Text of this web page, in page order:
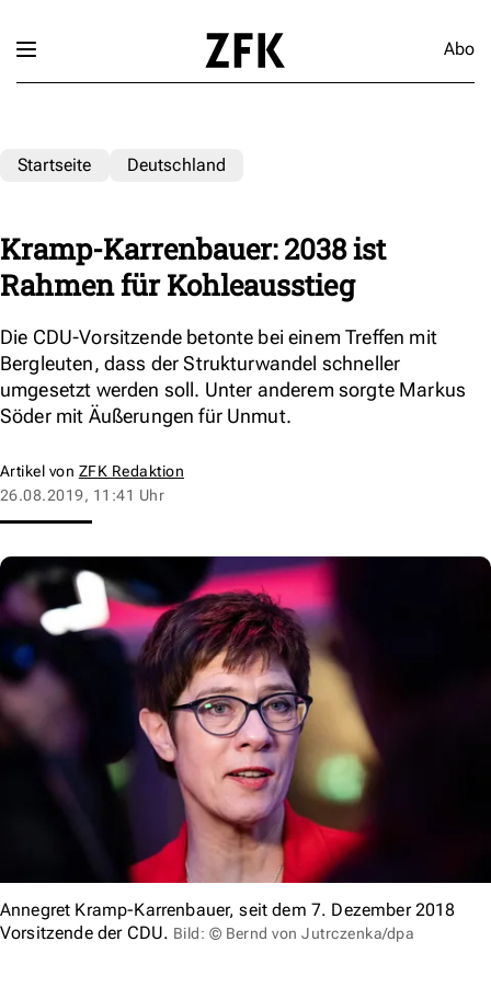
Abo
Startseite Deutschland
Kramp-Karrenbauer: 2038 ist
Rahmen für Kohleausstieg
Die CDU-Vorsitzende betonte bei einem Treffen mit
Bergleuten, dass der Strukturwandel schneller
umgesetzt werden soll. Unter anderem sorgte Markus
Söder mit Äußerungen für Unmut.
Artikel von ZFK Redaktion
26.08.2019, 11:41 Uhr
Annegret Kramp-Karrenbauer, seit dem 7. Dezember 2018
Vorsitzende der CDU. Bild: © Bernd von Jutrczenka/dpa